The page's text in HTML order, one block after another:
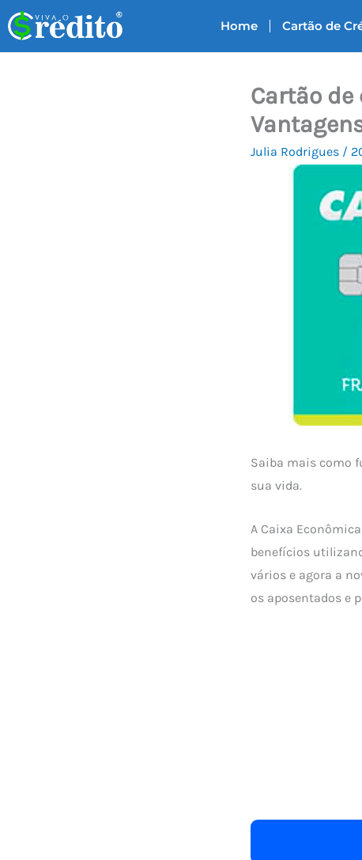
para
o
Home Cartão de
Cartão
Julia Rodrigues /
Saiba mais como
sua vida.
A Caixa
benefícios
vários e agora a
os aposentados e